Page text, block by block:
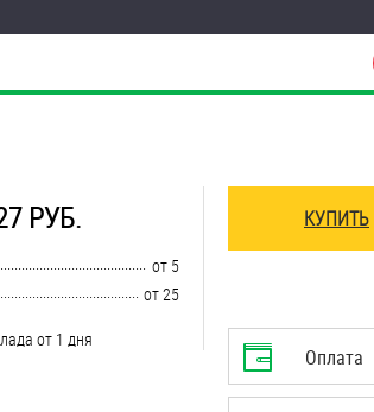
РУБ.
от 5
от 25
от 1 дня
КУПИТЬ
Оплата